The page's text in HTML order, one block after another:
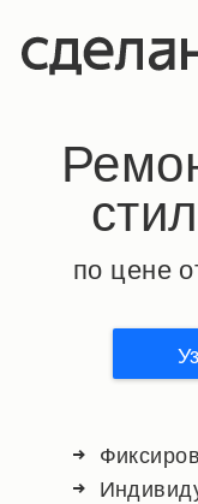
по цене